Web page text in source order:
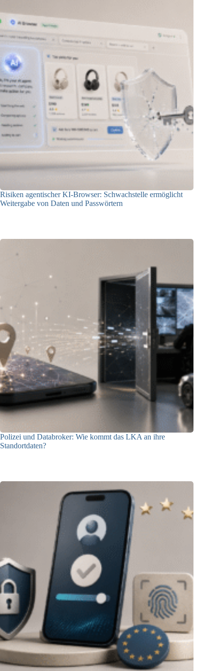
Risiken agentischer KI-Browser: Schwachstelle ermöglicht
Weitergabe von Daten und Passwörtern
Polizei und Databroker: Wie kommt das LKA an ihre
Standortdaten?